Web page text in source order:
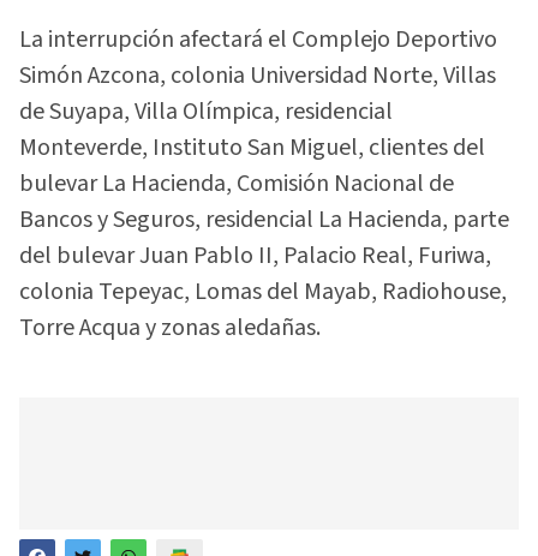
La interrupción afectará el Complejo Deportivo
Simón Azcona, colonia Universidad Norte, Villas
de Suyapa, Villa Olímpica, residencial
Monteverde, Instituto San Miguel, clientes del
bulevar La Hacienda, Comisión Nacional de
Bancos y Seguros, residencial La Hacienda, parte
del bulevar Juan Pablo II, Palacio Real, Furiwa,
colonia Tepeyac, Lomas del Mayab, Radiohouse,
Torre Acqua y zonas aledañas.